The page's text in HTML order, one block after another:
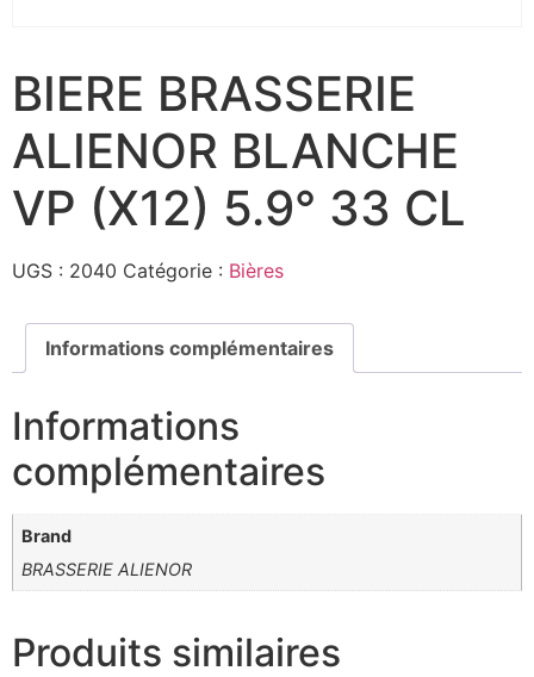
BIERE BRASSERIE
ALIENOR BLANCHE
VP (X12) 5.9° 33 CL
UGS : 2040 Catégorie : Bières
Informations complémentaires
Informations
complémentaires
Brand
BRASSERIE ALIENOR
Produits similaires